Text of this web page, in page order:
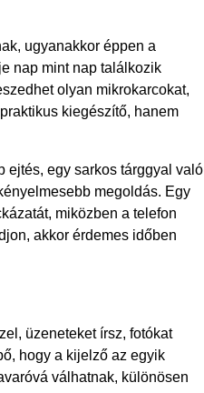
ugyanakkor éppen a
nap mint nap találkozik
olyan mikrokarcokat,
kiegészítő, hanem
ejtés, egy sarkos tárggyal való
megoldás. Egy
miközben a telefon
akkor érdemes időben
üzeneteket írsz, fotókat
hogy a kijelző az egyik
válhatnak, különösen